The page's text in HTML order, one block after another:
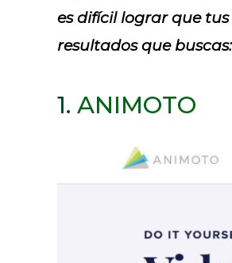
es difícil lograr que
resultados que buscas:
1. ANIMOTO